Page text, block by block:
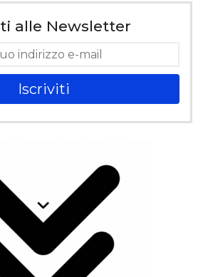
alle Newsletter
Iscriviti